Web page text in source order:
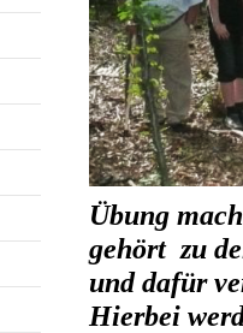
Übung
gehört zu
und dafür
Hierbei